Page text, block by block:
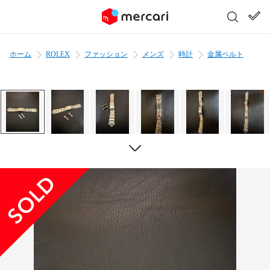
ホーム ROLEX ファッション メンズ 時計 金属ベルト